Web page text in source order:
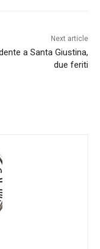
Next article
a Santa Giustina,
due feriti